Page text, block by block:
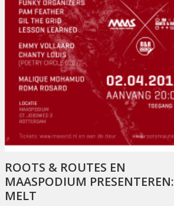
ROOTS & ROUTES EN
MAASPODIUM PRESENTEREN:
MELT